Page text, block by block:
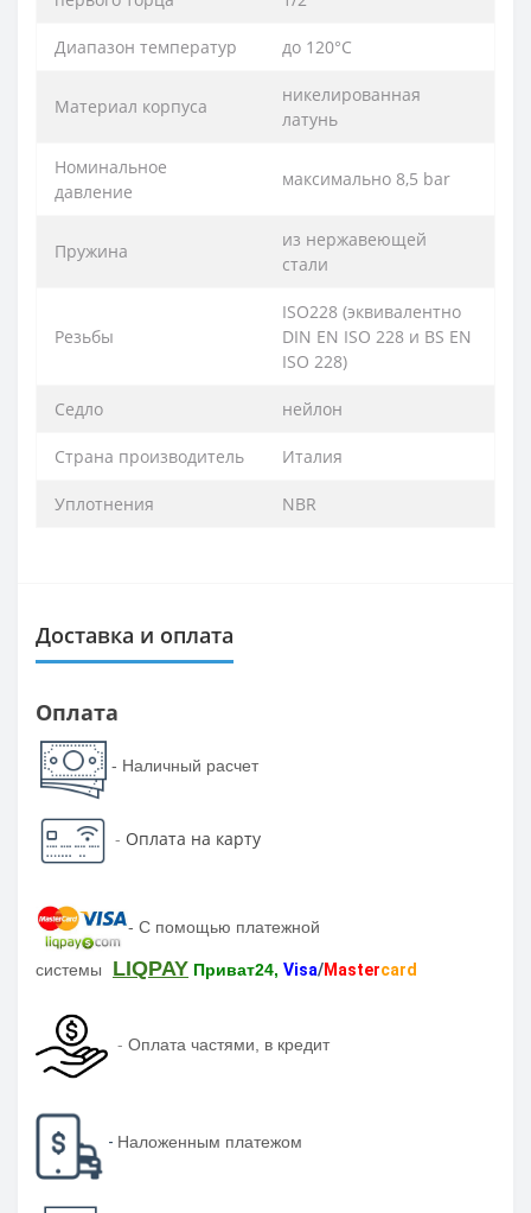
Диапазон температур до 120°С
Материал корпуса
никелированная
латунь
Номинальное
давление
максимально 8,5 bar
Пружина
из нержавеющей
стали
Резьбы
ISO228 (эквивалентно
DIN EN ISO 228 и BS EN
ISO 228)
Седло нейлон
Страна производитель Италия
Уплотнения NBR
Доставка и оплата
Оплата
- Наличный расчет
- Оплата на карту
- С помощью платежной
системы LIQPAY Приват24, Visa/Mastercard
- Оплата частями, в кредит
- Наложенным платежом